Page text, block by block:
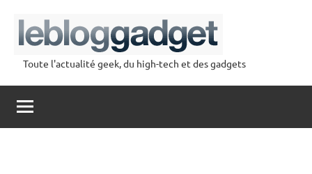
contenu
lebloggadget
Toute l'actualité geek, du high-tech et des gadgets